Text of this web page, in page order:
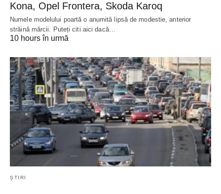
Kona, Opel Frontera, Skoda Karoq
Numele modelului poartă o anumită lipsă de modestie, anterior
străină mărcii. Puteți citi aici dacă…
10 hours în urmă
ȘTIRI